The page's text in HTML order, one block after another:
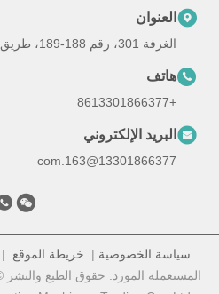
العنوان
الغرفة 301، رقم 188-189، طريق دوهي، منطقة مينهانغ، شنغهاي
هاتف
+8613301866377
البريد الإلكتروني
13301866377@163.com
سياسة الخصوصية | خريطة الموقع |